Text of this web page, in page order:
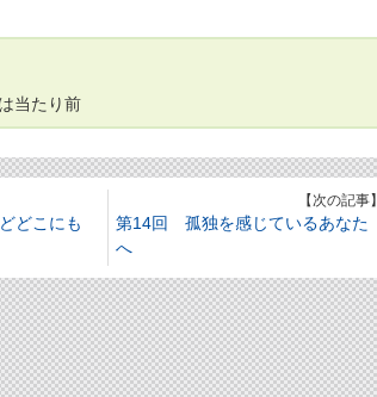
当たり前
どこにも
【次の記事】
第14回 孤独を感じているあなた
へ